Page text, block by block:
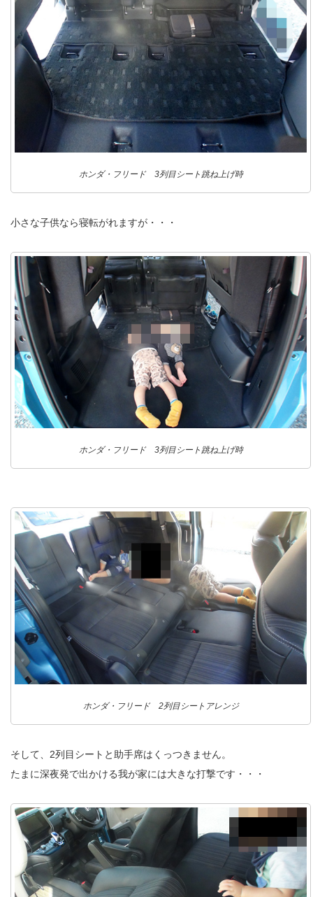
ホンダ・フリード 3列目シート跳ね上げ時
小さな子供なら寝転がれますが・・・
ホンダ・フリード 3列目シート跳ね上げ時
ホンダ・フリード 2列目シートアレンジ
そして、2列目シートと助手席はくっつきません。
たまに深夜発で出かける我が家には大きな打撃です・・・